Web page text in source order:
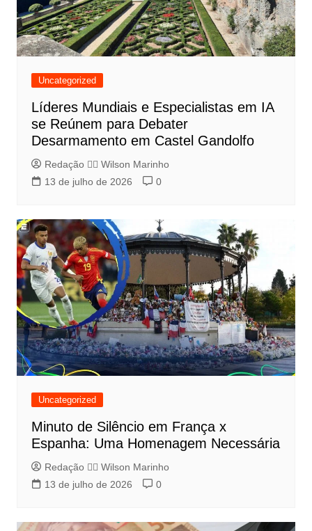
Uncategorized
Líderes Mundiais e Especialistas em IA
se Reúnem para Debater
Desarmamento em Castel Gandolfo
Redação 👨‍⚖️​ Wilson Marinho
13 de julho de 2026
0
Uncategorized
Minuto de Silêncio em França x
Espanha: Uma Homenagem Necessária
Redação 👨‍⚖️​ Wilson Marinho
13 de julho de 2026
0